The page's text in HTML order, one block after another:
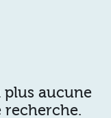
plus aucune